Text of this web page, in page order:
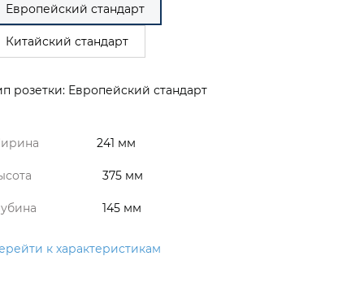
Европейский стандарт
Китайский стандарт
розетки: Европейский стандарт
241 мм
375 мм
145 мм
к характеристикам